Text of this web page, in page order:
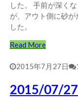
した。 手前が深く
が、アウト側に砂
した。
Read More
2015年7月27日
2015/07/